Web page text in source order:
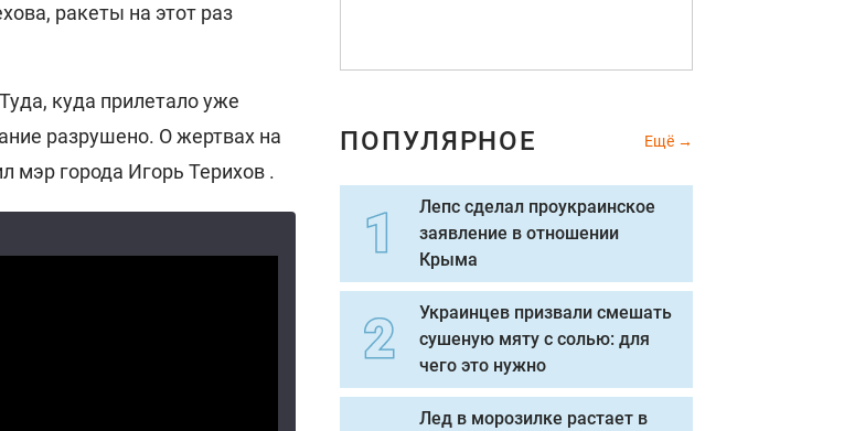
ракеты на этот раз
куда прилетало уже
разрушено. О жертвах на
мэр города Игорь Терихов .
ПОПУЛЯРНОЕ Ещё
Лепс сделал проукраинское
заявление в отношении
Крыма
Украинцев призвали смешать
сушеную мяту с солью: для
чего это нужно
Лед в морозилке растает в